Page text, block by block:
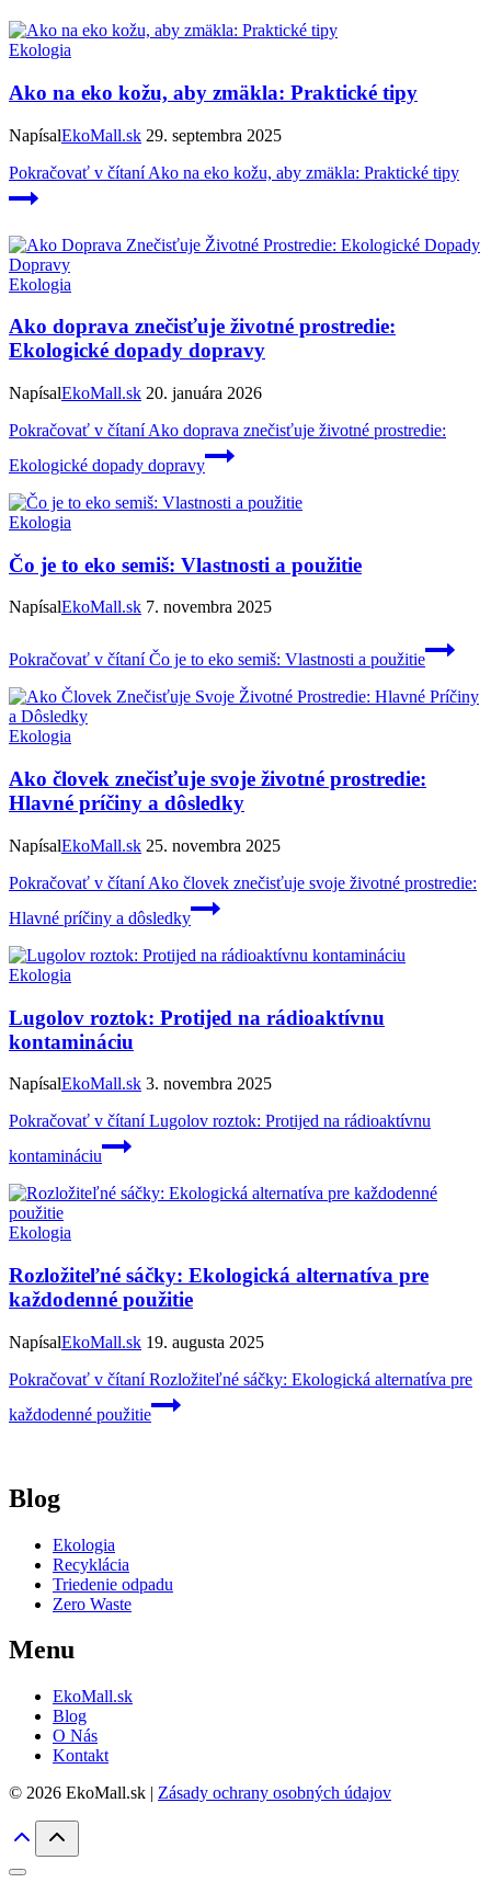
Ekologia
Ako na eko kožu, aby zmäkla: Praktické tipy
NapísalEkoMall.sk 29. septembra 2025
Pokračovať v čítaníAko na eko kožu, aby zmäkla: Praktické tipy
Ekologia
Ako doprava znečisťuje životné prostredie:
Ekologické dopady dopravy
NapísalEkoMall.sk 20. januára 2026
Pokračovať v čítaníAko doprava znečisťuje životné prostredie:
Ekologické dopady dopravy
Ekologia
Čo je to eko semiš: Vlastnosti a použitie
NapísalEkoMall.sk 7. novembra 2025
Pokračovať v čítaníČo je to eko semiš: Vlastnosti a použitie
Ekologia
Ako človek znečisťuje svoje životné prostredie:
Hlavné príčiny a dôsledky
NapísalEkoMall.sk 25. novembra 2025
Pokračovať v čítaníAko človek znečisťuje svoje životné prostredie:
Hlavné príčiny a dôsledky
Ekologia
Lugolov roztok: Protijed na rádioaktívnu
kontamináciu
NapísalEkoMall.sk 3. novembra 2025
Pokračovať v čítaníLugolov roztok: Protijed na rádioaktívnu
kontamináciu
Ekologia
Rozložiteľné sáčky: Ekologická alternatíva pre
každodenné použitie
NapísalEkoMall.sk 19. augusta 2025
Pokračovať v čítaníRozložiteľné sáčky: Ekologická alternatíva pre
každodenné použitie
Blog
Ekologia
Recyklácia
Triedenie odpadu
Zero Waste
Menu
EkoMall.sk
Blog
O Nás
Kontakt
© 2026 EkoMall.sk | Zásady ochrany osobných údajov